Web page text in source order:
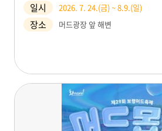
일시 2026. 7. 24.(금) ~ 8.9.(일)
장소 머드광장 앞 해변